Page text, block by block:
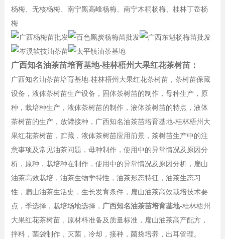
杨梅、无核杨梅、南宁黑高峰杨梅、南宁木桐杨梅、桂林丁岙杨
梅
广西知名油茶苗培育基地-桂林梧州大果红花茶树苗：
广西知名油茶苗培育基地-桂林梧州大果红花茶树苗，茶树苗保藏
设备，液体茶树苗生产设备，固体茶树苗的制作，母种生产，原
种，栽培种生产，液体茶树苗的制作，液体茶树苗的特点，液体
茶树苗的生产，放罐接种，广西知名油茶苗培育基地-桂林梧州大
果红花茶树苗，贮藏，液体茶树苗应用前景，茶树苗生产中的注
意事项及常见油茶问题，母种制作，使用中的异常情况及原因分
析，原种，栽培种在制作，使用中的异常情况及原因分析，扁山
油茶高效栽培，油茶生物学特性，油茶形态特征，油茶生态习
性，扁山油茶生活史，生长发育条件，扁山油茶高效栽培技术要
点，季选择，栽培场地选择， 广西知名油茶苗培育基地-桂林梧州
大果红花茶树苗，原材料准备及质量标准，扁山油茶高产配方，
拌料，菌袋制作，灭菌，冷却，接种，菌袋培养，出耳管理。